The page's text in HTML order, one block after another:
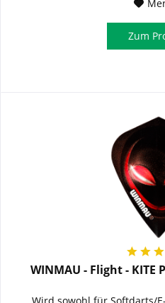
Zum
WINMAU - Flight - KITE